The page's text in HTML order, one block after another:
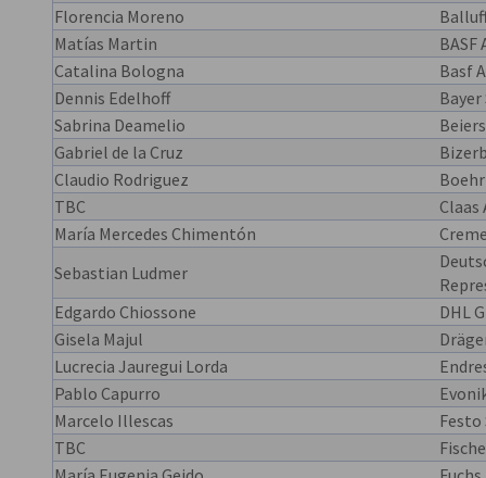
Florencia Moreno
Matías Martin
BASF
Catalina Bologna
Basf
Dennis Edelhoff
Bayer
Sabrina Deamelio
Gabriel de la Cruz
Claudio Rodriguez
TBC
Claas
María Mercedes Chimentón
Sebastian Ludmer
Edgardo Chiossone
DHL
Gisela Majul
Lucrecia Jauregui Lorda
Pablo Capurro
Marcelo Illescas
Festo
TBC